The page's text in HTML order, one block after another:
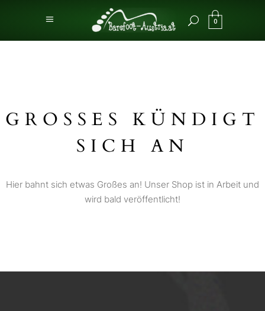
0
GROSSES KÜNDIGT S
ICH AN
Hier bahnt sich etwas Großes an! Unser Shop ist in Arbeit und
wird bald veröffentlicht!